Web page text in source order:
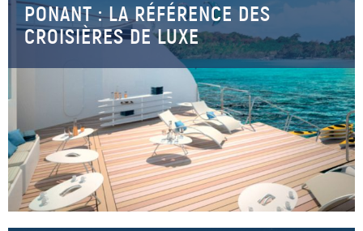
PONANT : LA RÉFÉRENCE DES
CROISIÈRES DE LUXE